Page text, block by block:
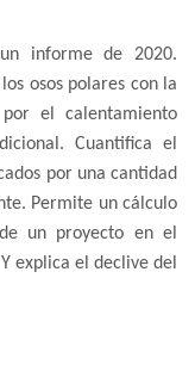
informe de 2020.
osos polares con la
el calentamiento
Cuantifica el
por una cantidad
Permite un cálculo
un proyecto en el
explica el declive del